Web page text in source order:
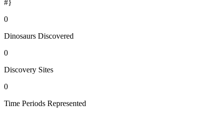
#}
0
Dinosaurs Discovered
0
Discovery Sites
0
Time Periods Represented